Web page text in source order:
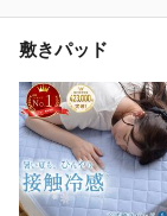
敷きパッド